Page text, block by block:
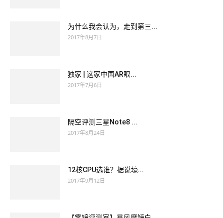
为什么我会认为，走到第三...
2017年8月7日
独家 | 这家中国AR眼...
2017年7月6日
隔空评测三星Note8 ...
2017年8月24日
12核CPU选谁？据说壕...
2017年9月12日